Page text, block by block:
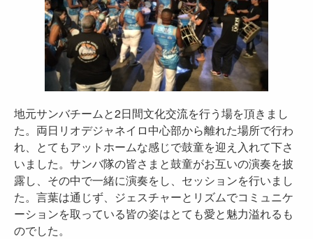
地元サンバチームと2日間文化交流を行う場を頂きまし
た。両日リオデジャネイロ中心部から離れた場所で行わ
れ、とてもアットホームな感じで鼓童を迎え入れて下さ
いました。サンバ隊の皆さまと鼓童がお互いの演奏を披
露し、その中で一緒に演奏をし、セッションを行いまし
た。言葉は通じず、ジェスチャーとリズムでコミュニケ
ーションを取っている皆の姿はとても愛と魅力溢れるも
のでした。